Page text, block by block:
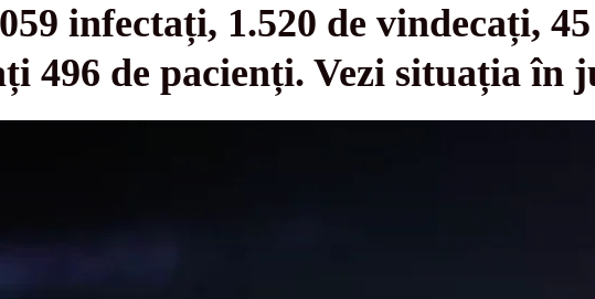
infectați, 1.520 de vindecați,
496 de pacienți. Vezi situația în